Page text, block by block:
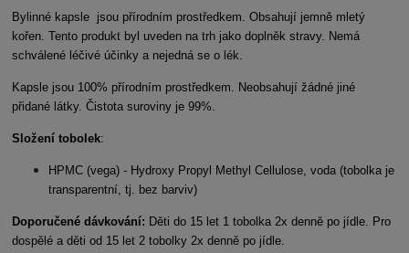
Bylinné kapsle jsou přírodním prostředkem. Obsahují jemně mletý
kořen. Tento produkt byl uveden na trh jako doplněk stravy. Nemá
schválené léčivé účinky a nejedná se o lék.
Kapsle jsou 100% přírodním prostředkem. Neobsahují žádné jiné
přidané látky. Čistota suroviny je 99%.
Složení tobolek:
HPMC (vega) - Hydroxy Propyl Methyl Cellulose, voda (tobolka je
transparentní, tj. bez barviv)
Doporučené dávkování: Děti do 15 let 1 tobolka 2x denně po jídle. Pro
dospělé a děti od 15 let 2 tobolky 2x denně po jídle.